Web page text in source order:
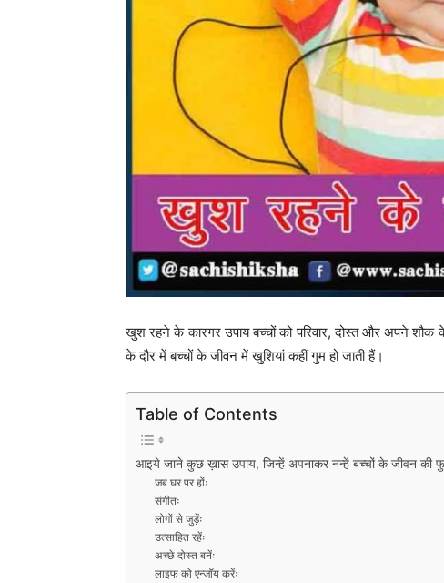
खुश रहने के कारगर उपाय बच्चों को परिवार, दोस्त और अपने
के दौर में बच्चों के जीवन में खुशियां कहीं गुम हो जाती हैं।
Table of Contents
आइये जाने कुछ ख़ास उपाय, जिन्हें अपनाकर नन्हें बच्चों के जीवन की
जब घर पर होंः
संगीतः
लोगों से जुड़ेंः
उत्साहित रहेंः
अच्छे दोस्त बनेंः
लाइफ को एन्जॉय करेंः